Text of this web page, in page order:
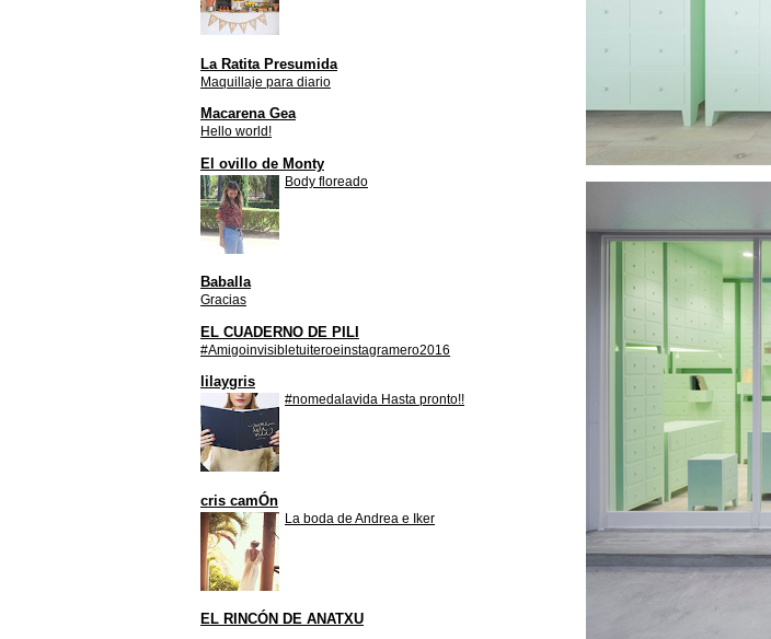
La Ratita Presumida
Maquillaje para diario
Macarena Gea
Hello world!
El ovillo de Monty
Body floreado
Baballa
Gracias
EL CUADERNO DE PILI
#Amigoinvisibletuiteroeinstagramero2016
lilaygris
#nomedalavida Hasta pronto!!
cris camÓn
La boda de Andrea e Iker
EL RINCÓN DE ANATXU